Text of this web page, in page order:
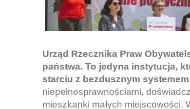
Urząd Rzecznika Praw
państwa. To jedyna instytucja,
starciu z bezdusznym
niepełnosprawnościami,
mieszkanki małych miejscowości.